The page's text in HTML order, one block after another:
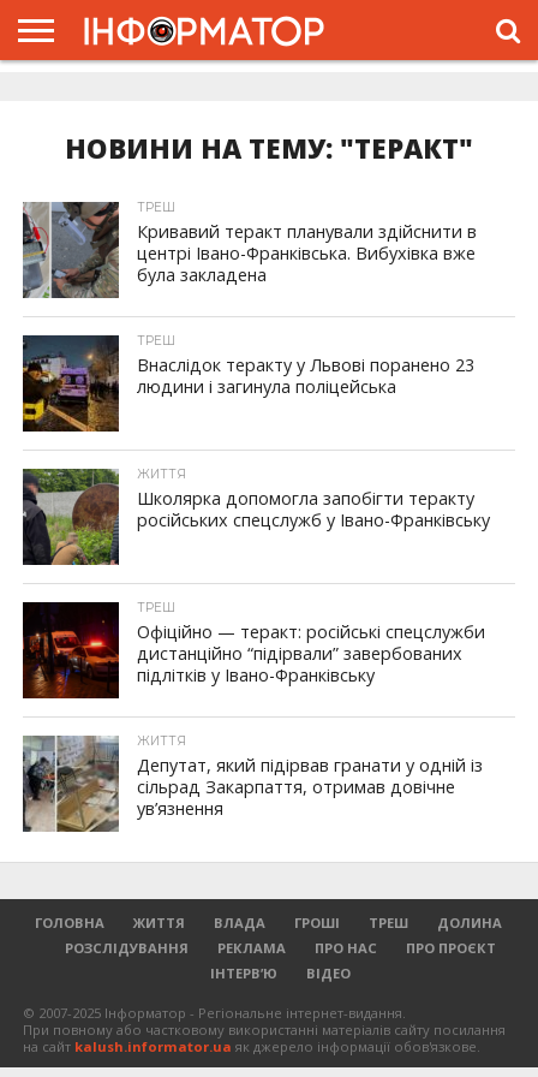
НОВИНИ НА ТЕМУ: "ТЕРАКТ"
ТРЕШ
Кривавий теракт планували здійснити в
центрі Івано-Франківська. Вибухівка вже
була закладена
ТРЕШ
Внаслідок теракту у Львові поранено 23
людини і загинула поліцейська
ЖИТТЯ
Школярка допомогла запобігти теракту
російських спецслужб у Івано-Франківську
ТРЕШ
Офіційно — теракт: російські спецслужби
дистанційно “підірвали” завербованих
підлітків у Івано-Франківську
ЖИТТЯ
Депутат, який підірвав гранати у одній із
сільрад Закарпаття, отримав довічне
ув’язнення
ГОЛОВНА ЖИТТЯ ВЛАДА ГРОШІ ТРЕШ
ДОЛИНА
РОЗСЛІДУВАННЯ
РЕКЛАМА ПРО НАС
ПРО ПРОЄКТ
ІНТЕРВ’Ю
ВІДЕО
© 2007-2025 Інформатор - Регіональне інтернет-видання.
При повному або частковому використанні матеріалів сайту посилання
на сайт kalush.informator.ua як джерело інформації обов'язкове.